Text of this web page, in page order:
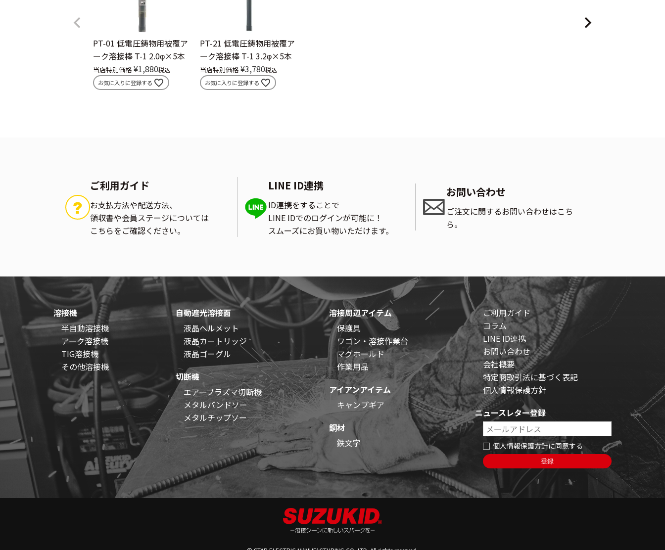
PT-01 低電圧鋳物用被覆ア
ーク溶接棒 T-1 2.0φ×5本
当店特別価格 ¥1,880税込
お気に入りに登録する
PT-21 低電圧鋳物用被覆ア
ーク溶接棒 T-1 3.2φ×5本
当店特別価格 ¥3,780税込
お気に入りに登録する
ご利用ガイド
お支払方法や配送方法、
領収書や会員ステージについては
こちらをご確認ください。
LINE ID連携
ID連携をすることで
LINE IDでのログインが可能に！
スムーズにお買い物いただけます。
お問い合わせ
ご注文に関するお問い合わせはこち
ら。
溶接機
半自動溶接機
アーク溶接機
TIG溶接機
その他溶接機
自動遮光溶接面
液晶ヘルメット
液晶カートリッジ
液晶ゴーグル
切断機
エアープラズマ切断機
メタルバンドソー
メタルチップソー
溶接周辺アイテム
保護具
ワゴン・溶接作業台
マグホールド
作業用品
アイアンアイテム
キャンプギア
鋼材
鉄文字
ご利用ガイド
コラム
LINE ID連携
お問い合わせ
会社概要
特定商取引法に基づく表記
個人情報保護方針
ニュースレター登録
個人情報保護方針に同意する